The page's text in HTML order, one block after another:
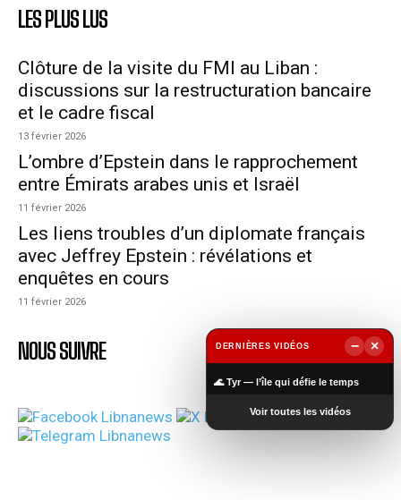
LES PLUS LUS
Clôture de la visite du FMI au Liban :
discussions sur la restructuration bancaire
et le cadre fiscal
13 février 2026
L’ombre d’Epstein dans le rapprochement
entre Émirats arabes unis et Israël
11 février 2026
Les liens troubles d’un diplomate français
avec Jeffrey Epstein : révélations et
enquêtes en cours
11 février 2026
NOUS SUIVRE DERNIÈRES VIDÉOS −
×
🌊 Tyr — l’île qui défie le temps
Voir toutes les vidéos